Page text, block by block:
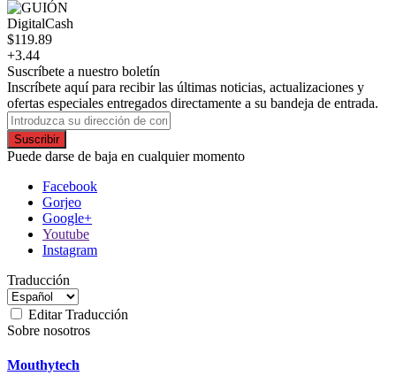
DigitalCash
$119.89
+3.44
Suscríbete a nuestro boletín
Inscríbete aquí para recibir las últimas noticias, actualizaciones y
ofertas especiales entregados directamente a su bandeja de entrada.
Suscribir
Puede darse de baja en cualquier momento
Facebook
Gorjeo
Google+
Youtube
Instagram
Traducción
Editar Traducción
Sobre nosotros
Mouthytech